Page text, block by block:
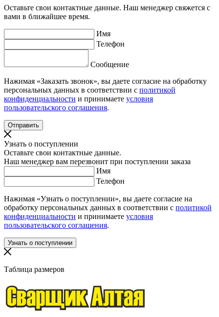
Оставьте свои контактные данные. Наш менеджер свяжется с
вами в ближайшее время.
Имя
Телефон
Сообщение
Нажимая «Заказать звонок», вы даете согласие на обработку
персональных данных в соответствии с политикой
конфиденциальности и принимаете условия
пользовательского соглашения.
Узнать о поступлении
Оставьте свои контактные данные.
Наш менеджер вам перезвонит при поступлении заказа
Имя
Телефон
Нажимая «Узнать о поступлении», вы даете согласие на
обработку персональных данных в соответствии с политикой
конфиденциальности и принимаете условия
пользовательского соглашения.
Таблица размеров